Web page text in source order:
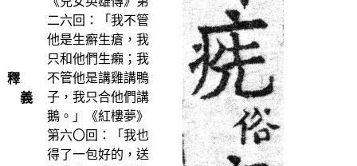
釋
義
二六回：「我不管
他是生癬生瘡，我
只和他們生癩；我
不管他是講雞講鴨
子，我只合他們講
鵝。」《紅樓夢》
第六〇回：「我也
得了一包好的，送